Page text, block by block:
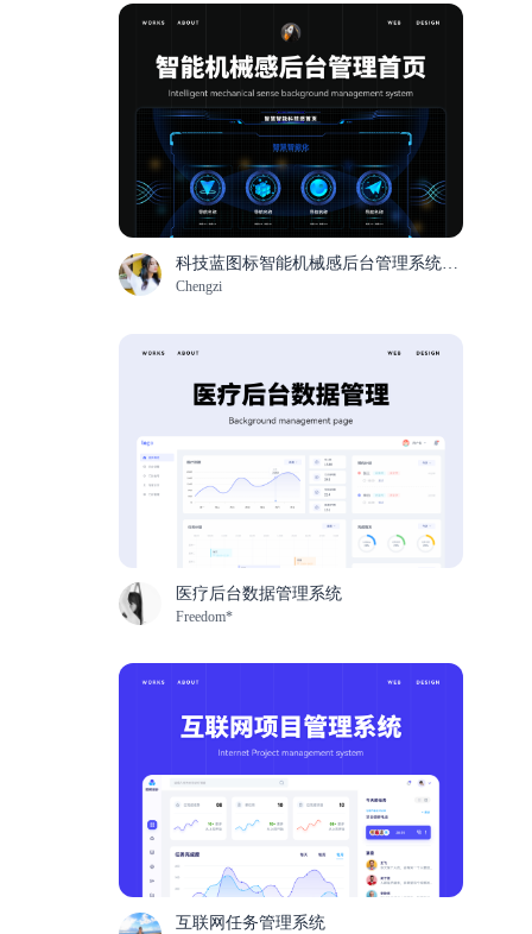
科技蓝图标智能机械感后台管理系统UI首页
Chengzi
医疗后台数据管理系统
Freedom*
互联网任务管理系统